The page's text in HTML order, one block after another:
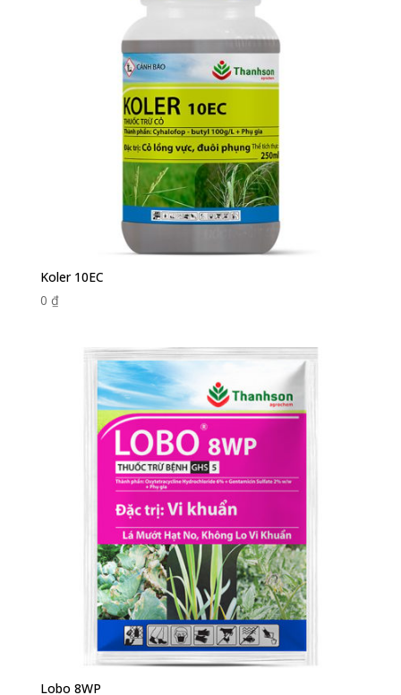
Koler 10EC
0 ₫
Lobo 8WP